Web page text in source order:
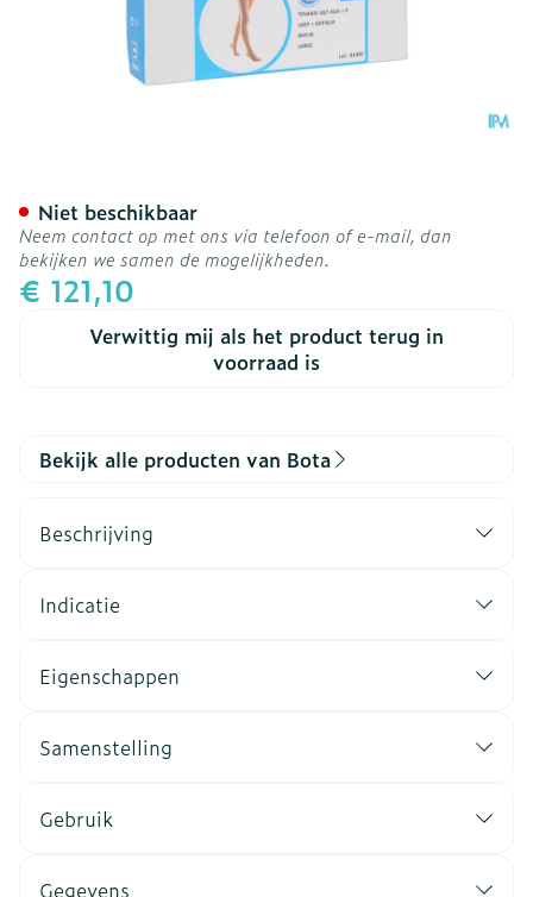
€ 121,10
Verwittig mij als het product terug in
voorraad is
Niet beschikbaar
Neem contact op met ons via telefoon of e-mail, dan
bekijken we samen de mogelijkheden.
Bekijk alle producten van Bota
Beschrijving
Indicatie
Eigenschappen
Samenstelling
Gebruik
Gegevens